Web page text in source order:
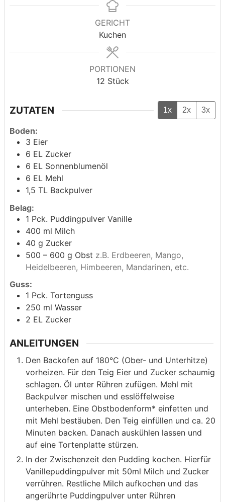
GERICHT
Kuchen
PORTIONEN
12 Stück
ZUTATEN 1x 2x 3x
Boden:
3 Eier
6 EL Zucker
6 EL Sonnenblumenöl
6 EL Mehl
1,5 TL Backpulver
Belag:
1 Pck. Puddingpulver Vanille
400 ml Milch
40 g Zucker
500 – 600 g Obst z.B. Erdbeeren, Mango,
Heidelbeeren, Himbeeren, Mandarinen, etc.
Guss:
1 Pck. Tortenguss
250 ml Wasser
2 EL Zucker
ANLEITUNGEN
Den Backofen auf 180°C (Ober- und Unterhitze)
vorheizen. Für den Teig Eier und Zucker schaumig
schlagen. Öl unter Rühren zufügen. Mehl mit
Backpulver mischen und esslöffelweise
unterheben. Eine Obstbodenform* einfetten und
mit Mehl bestäuben. Den Teig einfüllen und ca. 20
Minuten backen. Danach auskühlen lassen und
auf eine Tortenplatte stürzen.
In der Zwischenzeit den Pudding kochen. Hierfür
Vanillepuddingpulver mit 50ml Milch und Zucker
verrühren. Restliche Milch aufkochen und das
angerührte Puddingpulver unter Rühren